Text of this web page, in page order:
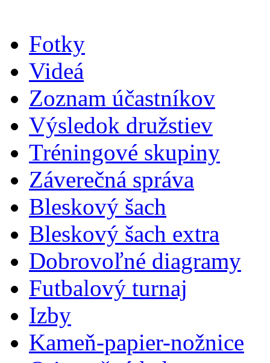
Fotky
Videá
Zoznam účastníkov
Výsledok družstiev
Tréningové skupiny
Záverečná správa
Bleskový šach
Bleskový šach extra
Dobrovoľné diagramy
Futbalový turnaj
Izby
Kameň-papier-nožnice